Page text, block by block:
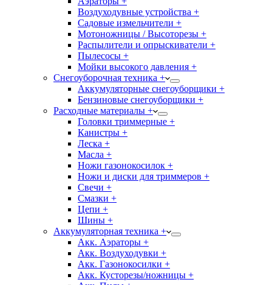
Воздуходувные устройства +
Садовые измельчители +
Мотоножницы / Высоторезы +
Распылители и опрыскиватели +
Пылесосы +
Мойки высокого давления +
Снегоуборочная техника +
Аккумуляторные снегоуборщики +
Бензиновые снегоуборщики +
Расходные материалы +
Головки триммерные +
Канистры +
Леска +
Масла +
Ножи газонокосилок +
Ножи и диски для триммеров +
Свечи +
Смазки +
Цепи +
Шины +
Аккумуляторная техника +
Акк. Аэраторы +
Акк. Воздуходувки +
Акк. Газонокосилки +
Акк. Кусторезы/ножницы +